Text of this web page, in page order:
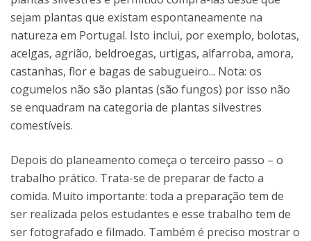
sejam plantas que existam espontaneamente na
natureza em Portugal. Isto inclui, por exemplo, bolotas,
acelgas, agrião, beldroegas, urtigas, alfarroba, amora,
castanhas, flor e bagas de sabugueiro... Nota: os
cogumelos não são plantas (são fungos) por isso não
se enquadram na categoria de plantas silvestres
comestíveis.
Depois do planeamento começa o terceiro passo – o
trabalho prático. Trata-se de preparar de facto a
comida. Muito importante: toda a preparação tem de
ser realizada pelos estudantes e esse trabalho tem de
ser fotografado e filmado. Também é preciso mostrar o